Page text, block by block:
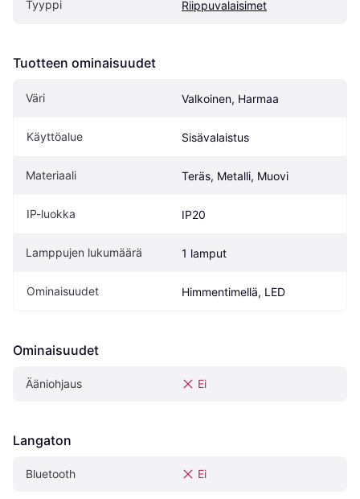
Tyyppi Riippuvalaisimet
Tuotteen ominaisuudet
Väri Valkoinen, Harmaa
Käyttöalue Sisävalaistus
Materiaali Teräs, Metalli, Muovi
IP-luokka IP20
Lamppujen lukumäärä 1 lamput
Ominaisuudet Himmentimellä, LED
Ominaisuudet
Ääniohjaus Ei
Langaton
Bluetooth Ei